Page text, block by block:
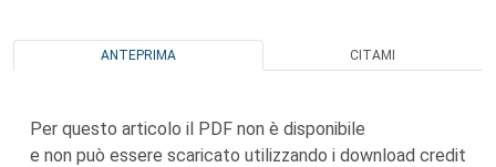
ANTEPRIMA CITAMI
Per questo articolo il PDF non è disponibile
e non può essere scaricato utilizzando i download credit